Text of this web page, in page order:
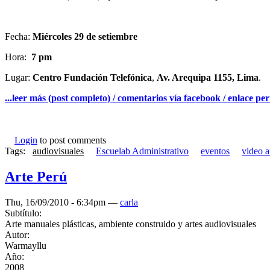
Fecha: Miércoles 29 de setiembre
Hora: 7 pm
Lugar: Centro Fundación Telefónica, Av. Arequipa 1155, Lima.
...leer más (post completo) / comentarios vía facebook / enlace
Login to post comments
Tags:
audiovisuales Escuelab Administrativo eventos video
Arte Perú
Thu, 16/09/2010 - 6:34pm — carla
Subtítulo:
Arte manuales plásticas, ambiente construido y artes audiovisuales
Autor:
Warmayllu
Año:
2008